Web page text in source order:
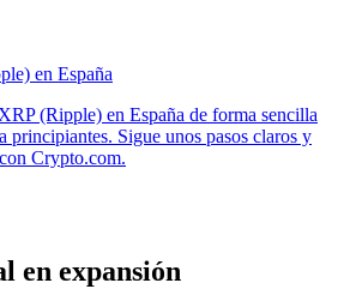
en España
(Ripple) en España de forma sencilla
principiantes. Sigue unos pasos claros y
Crypto.com.
en expansión